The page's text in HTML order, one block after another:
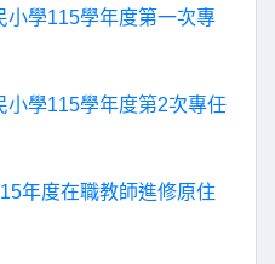
小學115學年度第一次專
小學115學年度第2次專任
年度在職教師進修原住